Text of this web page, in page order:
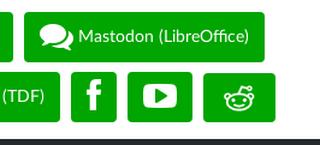
Mastodon (LibreOffice)